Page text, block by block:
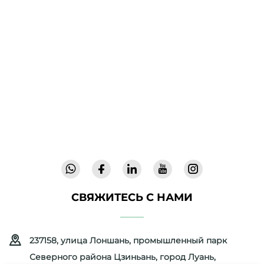
СВЯЖИТЕСЬ С НАМИ
237158, улица Лоншань, промышленный парк
Северного района Цзиньань, город Луань,